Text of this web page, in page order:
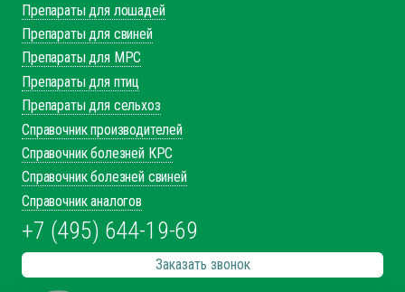
Препараты для лошадей
Препараты для свиней
Препараты для МРС
Препараты для птиц
Препараты для сельхоз
Справочник производителей
Справочник болезней КРС
Справочник болезней свиней
Справочник аналогов
+7 (495) 644-19-69
Заказать звонок